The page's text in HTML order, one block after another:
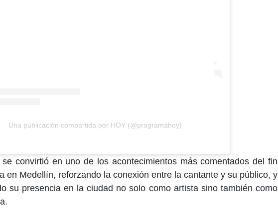
Una publicación compartida por HOY (@programahoy)
se convirtió en uno de los acontecimientos más comentados del fin
en Medellín, reforzando la conexión entre la cantante y su público, y
su presencia en la ciudad no solo como artista sino también como